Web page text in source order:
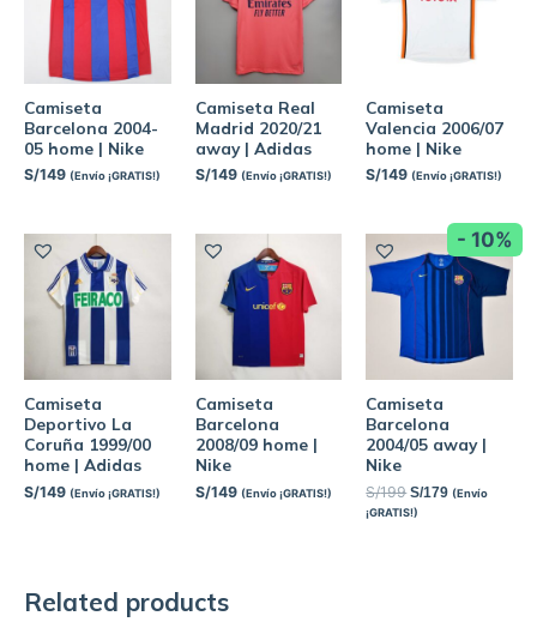
Camiseta
Barcelona 2004-
05 home | Nike
S/149 (Envío ¡GRATIS!)
Camiseta Real
Madrid 2020/21
away | Adidas
S/149 (Envío ¡GRATIS!)
Camiseta
Valencia 2006/07
home | Nike
S/149 (Envío ¡GRATIS!)
Camiseta
Deportivo La
Coruña 1999/00
home | Adidas
S/149 (Envío ¡GRATIS!)
Camiseta
Barcelona
2008/09 home |
Nike
S/149 (Envío ¡GRATIS!)
- 10%
Camiseta
Barcelona
2004/05 away |
Nike
S/199 S/179 (Envío
¡GRATIS!)
Related products